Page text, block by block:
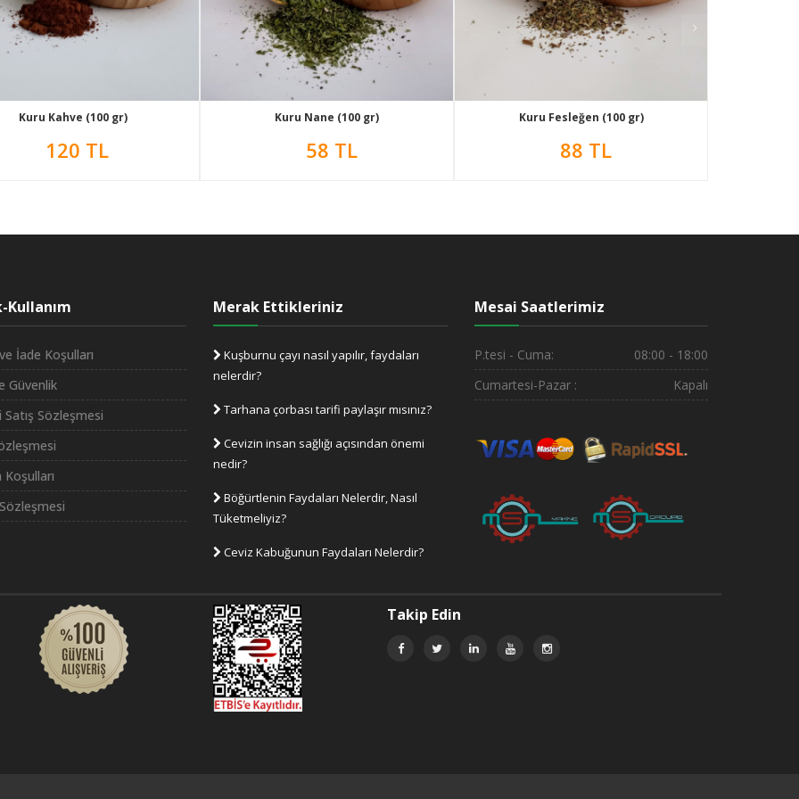
Kuru Kahve (100 gr)
120 TL
Kuru Nane (100 gr)
58 TL
Kuru Fesleğen (100 gr)
88 TL
Kullanım
İade Koşulları
Güvenlik
Sözleşmesi
Koşulları
Merak Ettikleriniz
Kuşburnu çayı nasıl yapılır, faydaları
nelerdir?
Tarhana çorbası tarifi paylaşır mısınız?
Cevizin insan sağlığı açısından önemi
nedir?
Böğürtlenin Faydaları Nelerdir, Nasıl
Tüketmeliyiz?
Ceviz Kabuğunun Faydaları Nelerdir?
Mesai Saatlerimiz
P.tesi - Cuma:
08:00 - 18:00
Cumartesi-Pazar :
Kapalı
Takip Edin